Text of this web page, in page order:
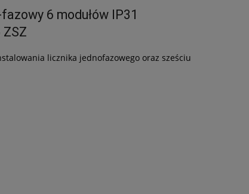
6 modułów IP31
ZSZ
licznika jednofazowego oraz sześciu